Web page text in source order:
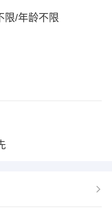
限/年龄不限